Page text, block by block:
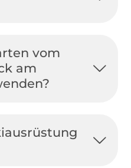
vom
am